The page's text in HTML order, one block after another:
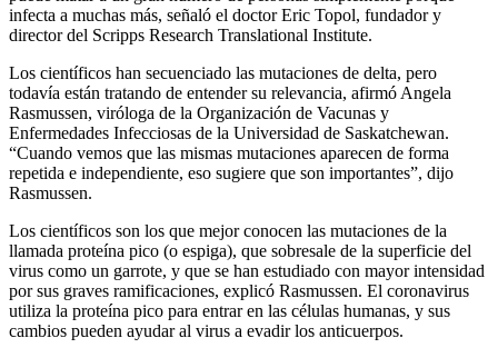
infecta a muchas más, señaló el doctor Eric Topol, fundador y
director del Scripps Research Translational Institute.
Los científicos han secuenciado las mutaciones de delta, pero
todavía están tratando de entender su relevancia, afirmó Angela
Rasmussen, viróloga de la Organización de Vacunas y
Enfermedades Infecciosas de la Universidad de Saskatchewan.
“Cuando vemos que las mismas mutaciones aparecen de forma
repetida e independiente, eso sugiere que son importantes”, dijo
Rasmussen.
Los científicos son los que mejor conocen las mutaciones de la
llamada proteína pico (o espiga), que sobresale de la superficie del
virus como un garrote, y que se han estudiado con mayor intensidad
por sus graves ramificaciones, explicó Rasmussen. El coronavirus
utiliza la proteína pico para entrar en las células humanas, y sus
cambios pueden ayudar al virus a evadir los anticuerpos.